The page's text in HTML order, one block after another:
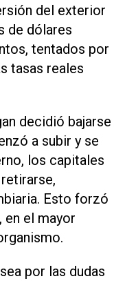
del exterior
de dólares
tentados por
tasas reales
decidió bajarse
a subir y se
los capitales
Esto forzó
en el mayor
por las dudas